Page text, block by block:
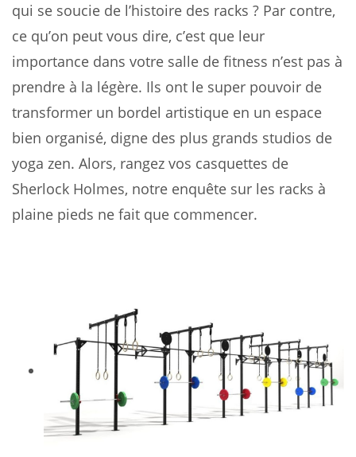
qui se soucie de l’histoire des racks ? Par contre,
ce qu’on peut vous dire, c’est que leur
importance dans votre salle de fitness n’est pas à
prendre à la légère. Ils ont le super pouvoir de
transformer un bordel artistique en un espace
bien organisé, digne des plus grands studios de
yoga zen. Alors, rangez vos casquettes de
Sherlock Holmes, notre enquête sur les racks à
plaine pieds ne fait que commencer.